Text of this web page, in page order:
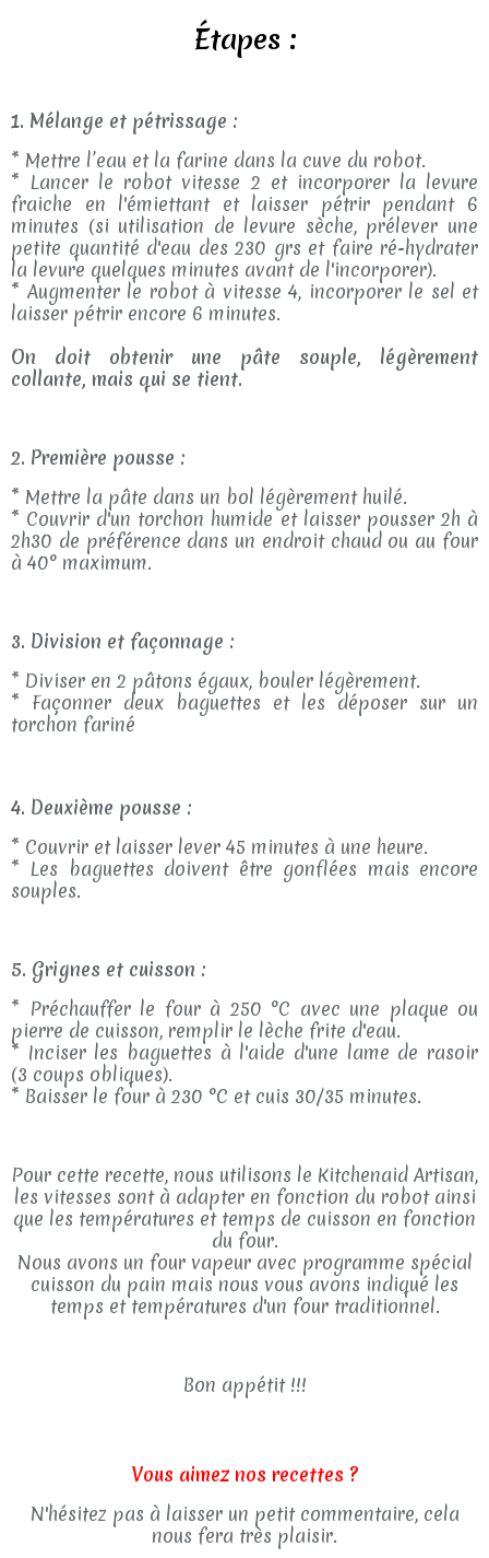
Étapes :
1. Mélange et pétrissage :
* Mettre l’eau et la farine dans la cuve du robot.
* Lancer le robot vitesse 2 et incorporer la levure
fraiche en l'émiettant et laisser pétrir pendant 6
minutes (si utilisation de levure sèche, prélever une
petite quantité d'eau des 230 grs et faire ré-hydrater
la levure quelques minutes avant de l'incorporer).
* Augmenter le robot à vitesse 4, incorporer le sel et
laisser pétrir encore 6 minutes.
On doit obtenir une pâte souple, légèrement
collante, mais qui se tient.
2. Première pousse :
* Mettre la pâte dans un bol légèrement huilé.
* Couvrir d'un torchon humide et laisser pousser 2h à
2h30 de préférence dans un endroit chaud ou au four
à 40° maximum.
3. Division et façonnage :
* Diviser en 2 pâtons égaux, bouler légèrement.
* Façonner deux baguettes et les déposer sur un
torchon fariné
4. Deuxième pousse :
* Couvrir et laisser lever 45 minutes à une heure.
* Les baguettes doivent être gonflées mais encore
souples.
5. Grignes et cuisson :
* Préchauffer le four à 250 °C avec une plaque ou
pierre de cuisson, remplir le lèche frite d'eau.
* Inciser les baguettes à l'aide d'une lame de rasoir
(3 coups obliques).
* Baisser le four à 230 °C et cuis 30/35 minutes.
Pour cette recette, nous utilisons le Kitchenaid Artisan,
les vitesses sont à adapter en fonction du robot ainsi
que les températures et temps de cuisson en fonction
du four.
Nous avons un four vapeur avec programme spécial
cuisson du pain mais nous vous avons indiqué les
temps et températures d'un four traditionnel.
Bon appétit !!!
Vous aimez nos recettes ?
N'hésitez pas à laisser un petit commentaire, cela
nous fera très plaisir.